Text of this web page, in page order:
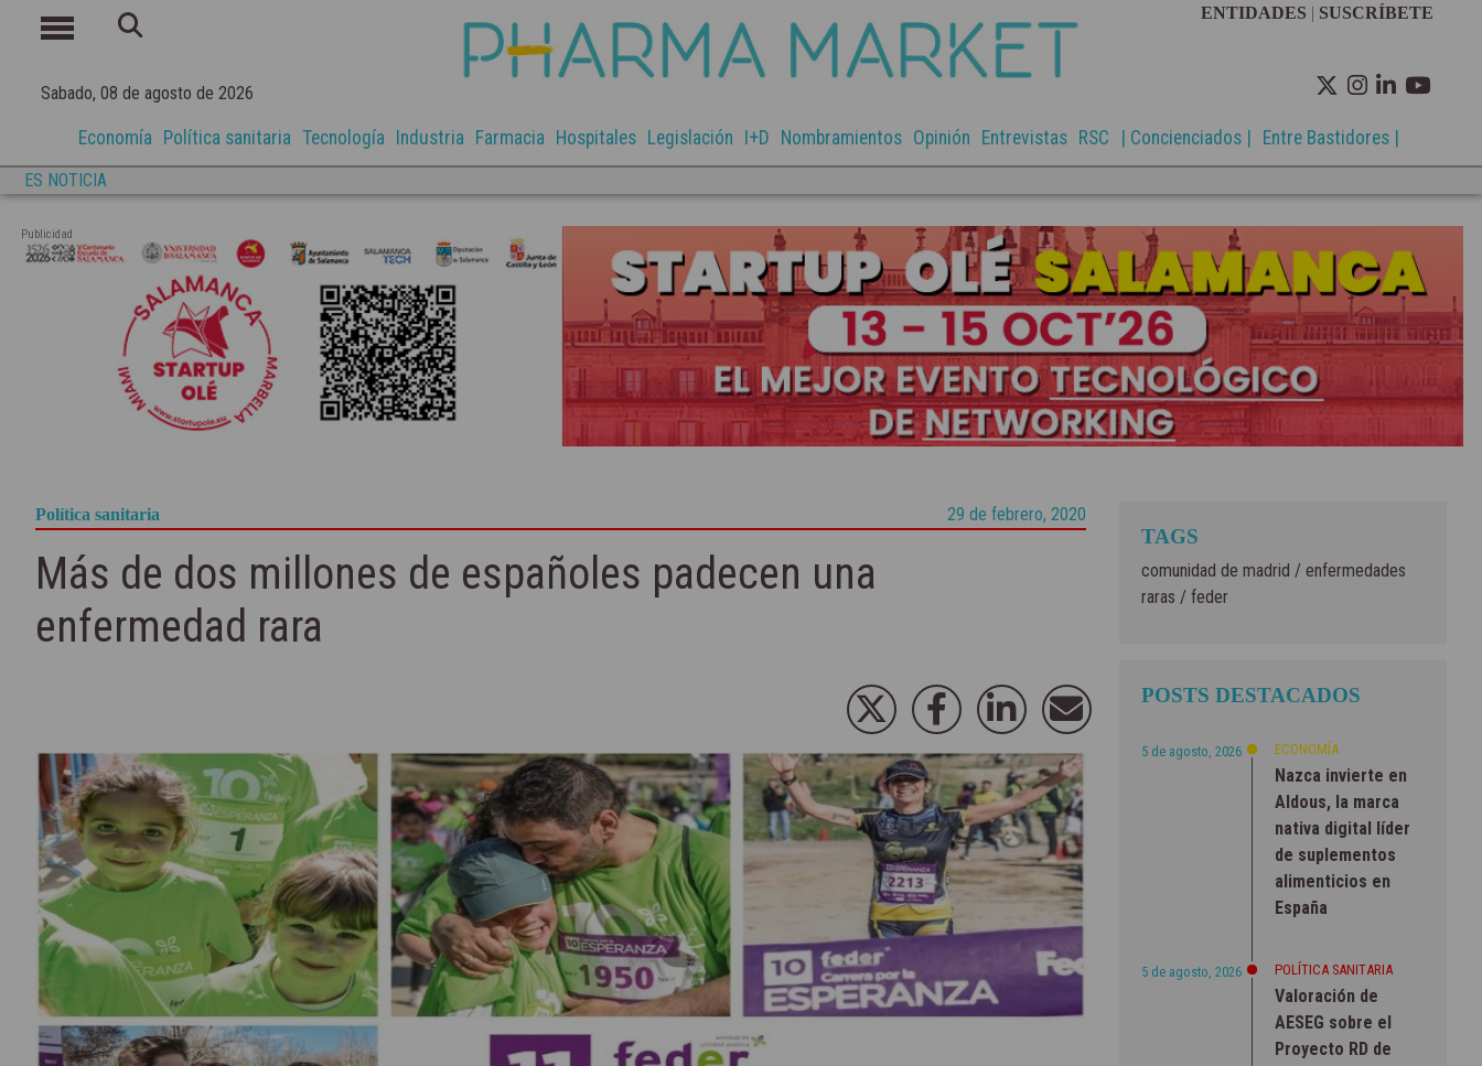
Sabado, 08 de agosto de 2026
ENTIDADES | SUSCRÍBETE
Economía Política sanitaria Tecnología Industria Farmacia Hospitales Legislación I+D Nombramientos Opinión Entrevistas RSC | Concienciados | Entre Bastidores |
ES NOTICIA
Publicidad
Política sanitaria 29 de febrero, 2020
Más de dos millones de españoles padecen una
enfermedad rara
TAGS
comunidad de madrid /enfermedades
raras /feder
POSTS DESTACADOS
5 de agosto, 2026 ECONOMÍA
Nazca invierte en
Aldous, la marca
nativa digital líder
de suplementos
alimenticios en
España
5 de agosto, 2026 POLÍTICA SANITARIA
Valoración de
AESEG sobre el
Proyecto RD de